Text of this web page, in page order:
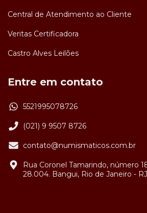
Central de Atendimento ao Cliente
Veritas Certificadora
Castro Alves Leilões
Entre em contato
5521995078726
(021) 9 9507 8726
contato@numismaticos.com.br
Rua Coronel Tamarindo, número
28.004. Bangui, Rio de Janeiro -